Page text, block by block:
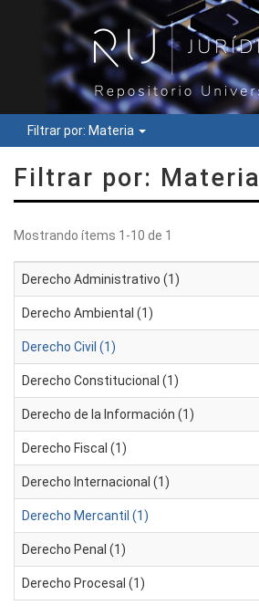
Filtrar por: Materia
Filtrar por: Materia
Mostrando ítems 1-10 de 1
Derecho Administrativo (1)
Derecho Ambiental (1)
Derecho Civil (1)
Derecho Constitucional (1)
Derecho de la Información (1)
Derecho Fiscal (1)
Derecho Internacional (1)
Derecho Mercantil (1)
Derecho Penal (1)
Derecho Procesal (1)